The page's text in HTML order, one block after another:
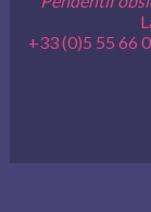
+33 (0)5 55 66